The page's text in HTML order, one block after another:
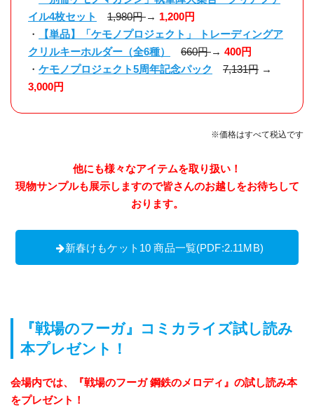
イル4枚セット
1,980円→ 1,200円
・
【単品】「ケモノプロジェクト」 トレーディングア
クリルキーホルダー（全6種）
660円→ 400円
・ ケモノプロジェクト5周年記念パック 7,131円 →
3,000円
※価格はすべて税込です
他にも様々なアイテムを取り扱い！
現物サンプルも展示しますので皆さんのお越しをお待ちして
おります。
新春けもケット10 商品一覧(PDF:2.11MB)
『戦場のフーガ』コミカライズ試し読み
本プレゼント！
会場内では、『戦場のフーガ 鋼鉄のメロディ』の試し読み本
をプレゼント！